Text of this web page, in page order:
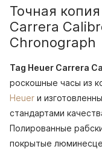
Точная
Carrera
Chronograph
Tag Heuer Carrera
роскошные часы из
Heuer и
стандартами
Полированные
покрытые